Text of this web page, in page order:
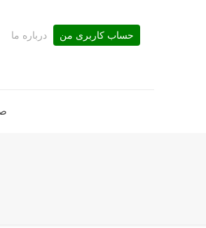
حساب کاربری من درباره ما